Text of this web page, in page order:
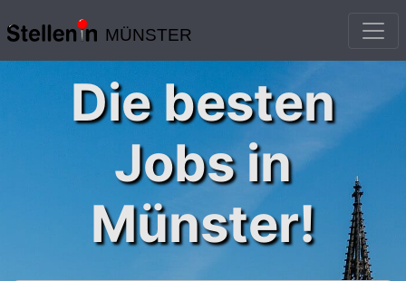
MÜNSTER
Die besten
Jobs in
Münster!